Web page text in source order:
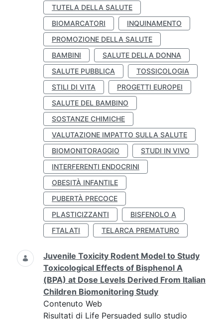
TUTELA DELLA SALUTE
BIOMARCATORI
INQUINAMENTO
PROMOZIONE DELLA SALUTE
BAMBINI
SALUTE DELLA DONNA
SALUTE PUBBLICA
TOSSICOLOGIA
STILI DI VITA
PROGETTI EUROPEI
SALUTE DEL BAMBINO
SOSTANZE CHIMICHE
VALUTAZIONE IMPATTO SULLA SALUTE
BIOMONITORAGGIO
STUDI IN VIVO
INTERFERENTI ENDOCRINI
OBESITÀ INFANTILE
PUBERTÀ PRECOCE
PLASTICIZZANTI
BISFENOLO A
FTALATI
TELARCA PREMATURO
Juvenile Toxicity Rodent Model to Study
Toxicological Effects of Bisphenol A
(BPA) at Dose Levels Derived From Italian
Children Biomonitoring Study
Contenuto Web
Risultati di Life Persuaded sullo studio